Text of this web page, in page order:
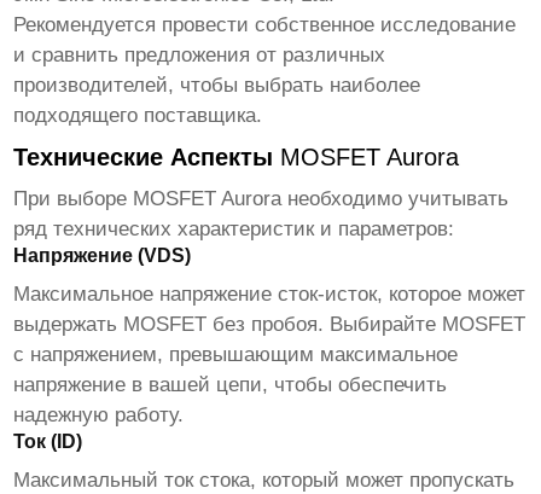
Рекомендуется провести собственное исследование
и сравнить предложения от различных
производителей, чтобы выбрать наиболее
подходящего поставщика.
Технические Аспекты MOSFET Aurora
При выборе MOSFET Auroraнеобходимо учитывать
ряд технических характеристик и параметров:
Напряжение (VDS)
Максимальное напряжение сток-исток, которое может
выдержать MOSFET без пробоя. Выбирайте MOSFET
с напряжением, превышающим максимальное
напряжение в вашей цепи, чтобы обеспечить
надежную работу.
Ток (ID)
Максимальный ток стока, который может пропускать